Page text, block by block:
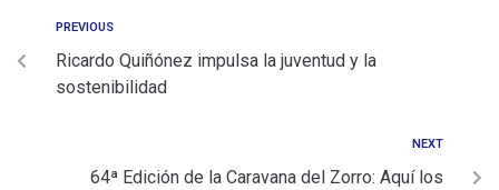
PREVIOUS
Ricardo Quiñónez impulsa la juventud y la
sostenibilidad
NEXT
64ª Edición de la Caravana del Zorro: Aquí los